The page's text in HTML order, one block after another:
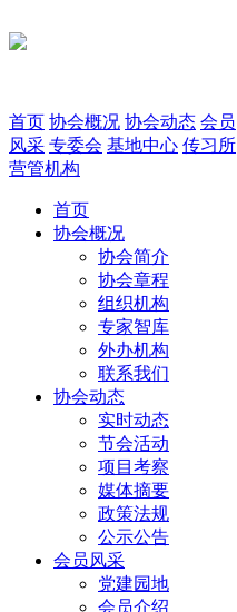
首页 协会概况 协会动态 会员
风采 专委会 基地中心 传习所
营管机构
首页
协会概况
协会简介
协会章程
组织机构
专家智库
外办机构
联系我们
协会动态
实时动态
节会活动
项目考察
媒体摘要
政策法规
公示公告
会员风采
党建园地
会员介绍